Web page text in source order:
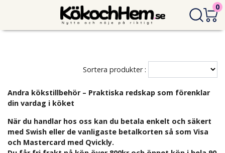
0
Sortera produkter :
Andra kökstillbehör – Praktiska redskap som förenklar
din vardag i köket
När du handlar hos oss kan du betala enkelt och säkert
med Swish eller de vanligaste betalkorten så som Visa
och Mastercard med Qvickly.